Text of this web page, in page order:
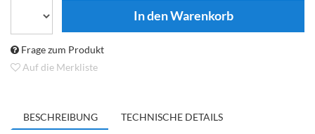
Frage zum Produkt
Auf die Merkliste
BESCHREIBUNG
TECHNISCHE DETAILS